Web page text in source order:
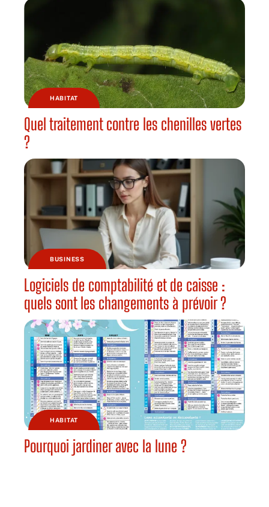
HABITAT
Quel traitement contre les chenilles vertes
?
BUSINESS
Logiciels de comptabilité et de caisse :
quels sont les changements à prévoir ?
HABITAT
Pourquoi jardiner avec la lune ?